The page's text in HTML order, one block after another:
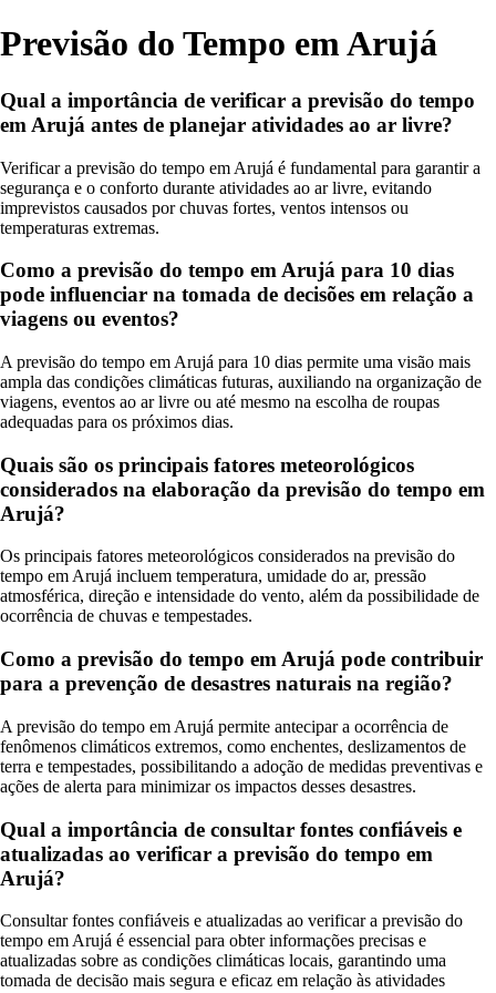
Previsão do Tempo em Arujá
Qual a importância de verificar a previsão do tempo
em Arujá antes de planejar atividades ao ar livre?
Verificar a previsão do tempo em Arujá é fundamental para garantir a
segurança e o conforto durante atividades ao ar livre, evitando
imprevistos causados por chuvas fortes, ventos intensos ou
temperaturas extremas.
Como a previsão do tempo em Arujá para 10 dias
pode influenciar na tomada de decisões em relação a
viagens ou eventos?
A previsão do tempo em Arujá para 10 dias permite uma visão mais
ampla das condições climáticas futuras, auxiliando na organização de
viagens, eventos ao ar livre ou até mesmo na escolha de roupas
adequadas para os próximos dias.
Quais são os principais fatores meteorológicos
considerados na elaboração da previsão do tempo em
Arujá?
Os principais fatores meteorológicos considerados na previsão do
tempo em Arujá incluem temperatura, umidade do ar, pressão
atmosférica, direção e intensidade do vento, além da possibilidade de
ocorrência de chuvas e tempestades.
Como a previsão do tempo em Arujá pode contribuir
para a prevenção de desastres naturais na região?
A previsão do tempo em Arujá permite antecipar a ocorrência de
fenômenos climáticos extremos, como enchentes, deslizamentos de
terra e tempestades, possibilitando a adoção de medidas preventivas e
ações de alerta para minimizar os impactos desses desastres.
Qual a importância de consultar fontes confiáveis e
atualizadas ao verificar a previsão do tempo em
Arujá?
Consultar fontes confiáveis e atualizadas ao verificar a previsão do
tempo em Arujá é essencial para obter informações precisas e
atualizadas sobre as condições climáticas locais, garantindo uma
tomada de decisão mais segura e eficaz em relação às atividades